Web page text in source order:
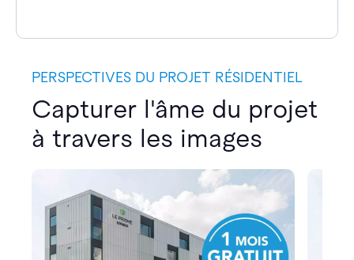
PERSPECTIVES DU PROJET RÉSIDENTIEL
Capturer l'âme du projet
à travers les images